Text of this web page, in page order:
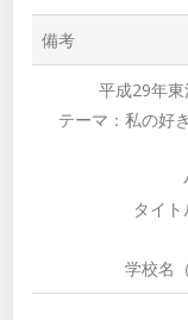
備考
平成29年
テーマ：私の好
タイ
学校名